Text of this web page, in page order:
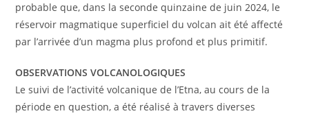
probable que, dans la seconde quinzaine de juin 2024, le
réservoir magmatique superficiel du volcan ait été affecté
par l’arrivée d’un magma plus profond et plus primitif.
OBSERVATIONS VOLCANOLOGIQUES
Le suivi de l’activité volcanique de l’Etna, au cours de la
période en question, a été réalisé à travers diverses